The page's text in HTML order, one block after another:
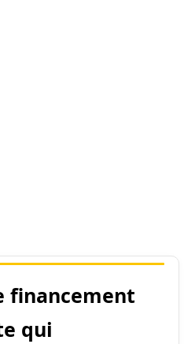
financement
qui